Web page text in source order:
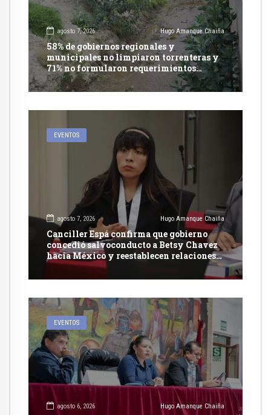
agosto 7, 2026 Hugo Amanque Chaiña
58% de gobiernos regionales y
municipales no limpiaron torrenteras y
71% no formularon requerimientos
presupuestales afirma informe de
Contraloría
EVENTOS
agosto 7, 2026 Hugo Amanque Chaiña
Canciller Espá confirma que gobierno
concedió salvoconducto a Betsy Chavez
hacia México y reestablecen relaciones
con dicho país
EVENTOS
agosto 6, 2026 Hugo Amanque Chaiña